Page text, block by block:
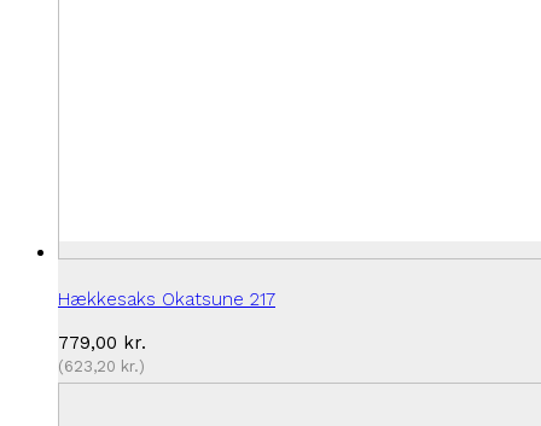
Hækkesaks Okatsune 217
779,00 kr.
(623,20 kr.)